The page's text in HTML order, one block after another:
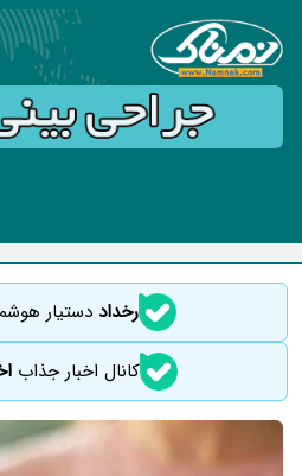
رخداددستیار
کانال اخبار جذاب